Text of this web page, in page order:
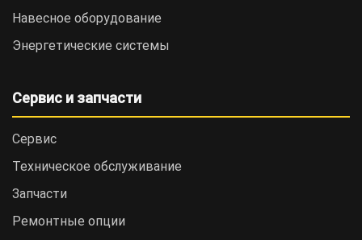
Навесное оборудование
Энергетические системы
Сервис и запчасти
Сервис
Техническое обслуживание
Запчасти
Ремонтные опции